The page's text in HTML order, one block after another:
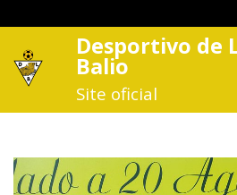
Desportivo de
Balio
Site oficial